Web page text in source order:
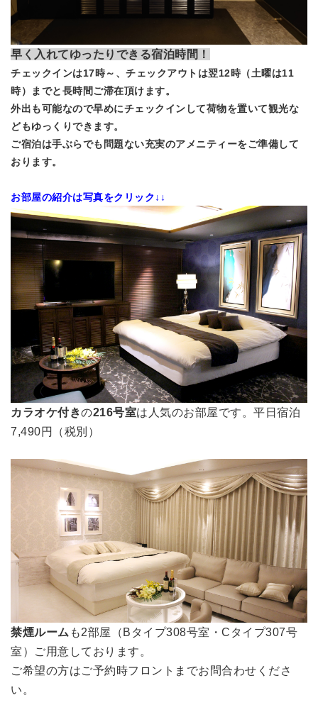
早く入れてゆったりできる宿泊時間！
チェックインは17時～、チェックアウトは翌12時（土曜は11
時）までと長時間ご滞在頂けます。
外出も可能なので早めにチェックインして荷物を置いて観光な
どもゆっくりできます。
ご宿泊は手ぶらでも問題ない充実のアメニティーをご準備して
おります。
お部屋の紹介は写真をクリック↓↓
カラオケ付きの216号室は人気のお部屋です。平日宿泊
7,490円（税別）
禁煙ルーム も2部屋（Bタイプ308号室・Cタイプ307号
室）ご用意しております。
ご希望の方はご予約時フロントまでお問合わせくださ
い。